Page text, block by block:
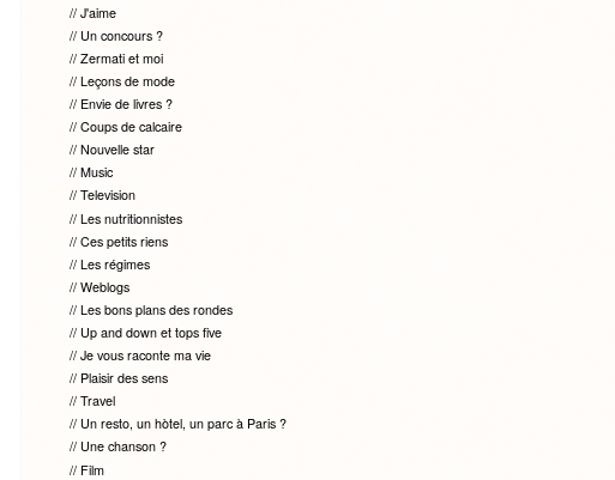
J'aime
Un concours ?
Zermati et moi
Leçons de mode
Envie de livres ?
Coups de calcaire
Nouvelle star
Music
Television
Les nutritionnistes
Ces petits riens
Les régimes
Weblogs
Les bons plans des rondes
Up and down et tops five
Je vous raconte ma vie
Plaisir des sens
Travel
Un resto, un hòtel, un parc à Paris ?
Une chanson ?
Film